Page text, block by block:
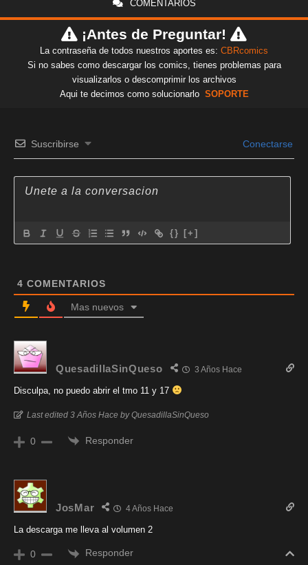
COMENTARIOS
¡Antes de Preguntar!
La contraseña de todos nuestros aportes es: CBRcomics
Si no sabes como descargar los comics, tienes problemas para
visualizarlos o descomprimir los archivos
Aqui te decimos como solucionarlo SOPORTE
Suscribirse Conectarse
{} [+]
4 COMENTARIOS
Mas nuevos
QuesadillaSinQueso 3 Años Hace
Disculpa, no puedo abrir el tmo 11 y 17
Last edited 3 Años Hace by QuesadillaSinQueso
0 Responder
JosMar 4 Años Hace
La descarga me lleva al volumen 2
0 Responder